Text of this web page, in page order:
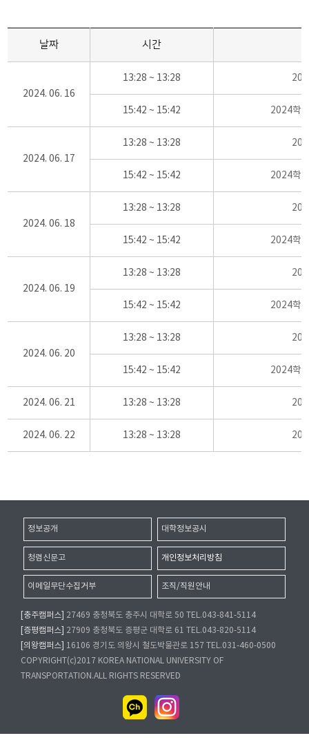
날짜 시간
2024. 06. 16
13:28 ~ 13:28
15:42 ~ 15:42 2024학
2024. 06. 17
13:28 ~ 13:28
15:42 ~ 15:42 2024학
2024. 06. 18
13:28 ~ 13:28
15:42 ~ 15:42 2024학
2024. 06. 19
13:28 ~ 13:28
15:42 ~ 15:42 2024학
2024. 06. 20
13:28 ~ 13:28
15:42 ~ 15:42 2024학
2024. 06. 21 13:28 ~ 13:28
2024. 06. 22 13:28 ~ 13:28
정보공개 대학정보공시
청렴신문고 개인정보처리방침
이메일무단수집거부 조직/직원안내
[충주캠퍼스]
27469 충청북도 충주시 대학로 50 TEL.043-841-5114
[증평캠퍼스]
27909 충청북도 증평군 대학로 61 TEL.043-820-5114
[의왕캠퍼스]
16106 경기도 의왕시 철도박물관로 157 TEL.031-460-0500
COPYRIGHT(c)2017 KOREA NATIONAL UNIVERSITY OF
TRANSPORTATION.ALL RIGHTS RESERVED